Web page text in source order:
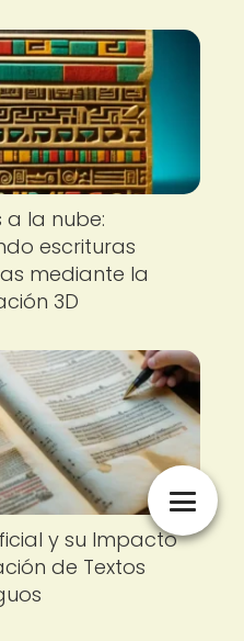
a la nube:
escrituras
mediante la
3D
y su Impacto
de Textos